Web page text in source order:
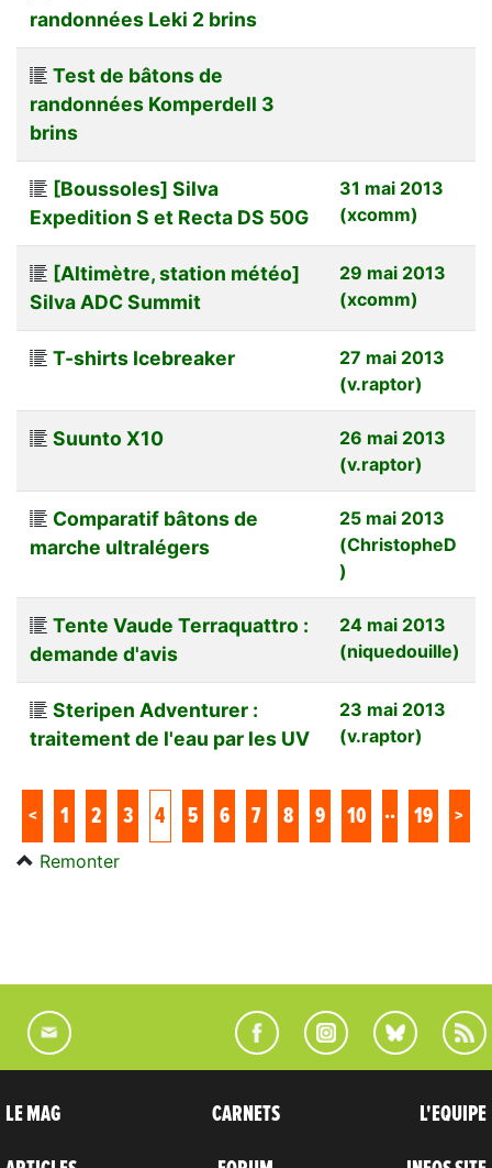
randonnées Leki 2 brins
Test de bâtons de
randonnées Komperdell 3
brins
[Boussoles] Silva
Expedition S et Recta DS 50G
31 mai 2013
(xcomm)
[Altimètre, station météo]
Silva ADC Summit
29 mai 2013
(xcomm)
T-shirts Icebreaker
27 mai 2013
(v.raptor)
Suunto X10
26 mai 2013
(v.raptor)
Comparatif bâtons de
marche ultralégers
25 mai 2013
(ChristopheD
)
Tente Vaude Terraquattro :
demande d'avis
24 mai 2013
(niquedouille)
Steripen Adventurer :
traitement de l'eau par les UV
23 mai 2013
(v.raptor)
< 1 2 3 4 5 6 7 8 9 10 .. 19 >
Remonter
LE MAG CARNETS L'EQUIPE